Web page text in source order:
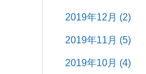
2019年12月 (2)
2019年11月 (5)
2019年10月 (4)